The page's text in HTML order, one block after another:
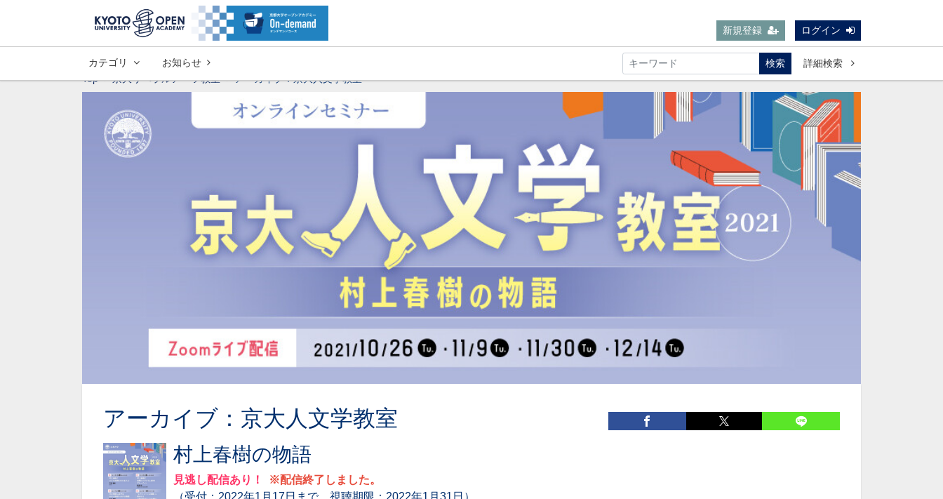
新規登録 ログイン
カテゴリ お知らせ 検索
詳細検索
Top
京大リベラルアーツ教室 アーカイブ：京大人文学教室
アーカイブ：京大人文学教室
村上春樹の物語
見逃し配信あり！
※配信終了しました。